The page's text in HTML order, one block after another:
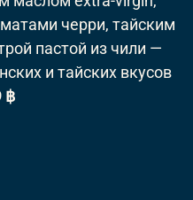
черри, тайским
пастой из чили —
и тайских вкусов
฿